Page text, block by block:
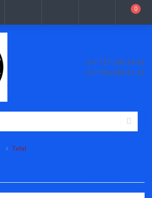
0
+7 727 338 24 93
+7 706 684 81 23
Tefal